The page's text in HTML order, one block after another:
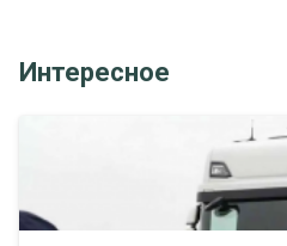
Интересное